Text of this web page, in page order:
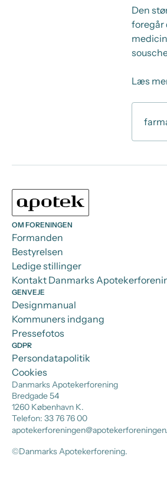
Den
foregår
Læs
Danmarks Apotekerforening
Bredgade 54
1260 København K.
Telefon: 33 76 76 00
©Danmarks Apotekerforening.
OM FORENINGEN
Formanden
Bestyrelsen
Ledige stillinger
Kontakt Danmarks
GENVEJE
Designmanual
Kommuners indgang
Pressefotos
GDPR
Persondatapolitik
Cookies